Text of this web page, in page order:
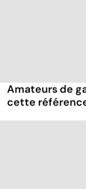
Amateurs de
cette